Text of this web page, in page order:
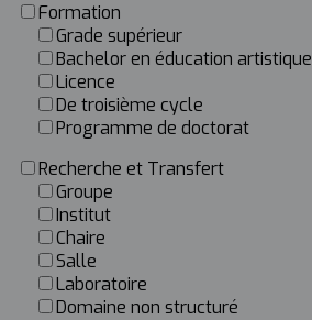
Formation
Grade supérieur
Bachelor en éducation artistique
Licence
De troisième cycle
Programme de doctorat
Recherche et Transfert
Groupe
Institut
Chaire
Salle
Laboratoire
Domaine non structuré